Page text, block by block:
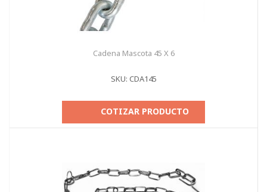
Cadena Mascota 45 X 6
SKU: CDA145
COTIZAR PRODUCTO